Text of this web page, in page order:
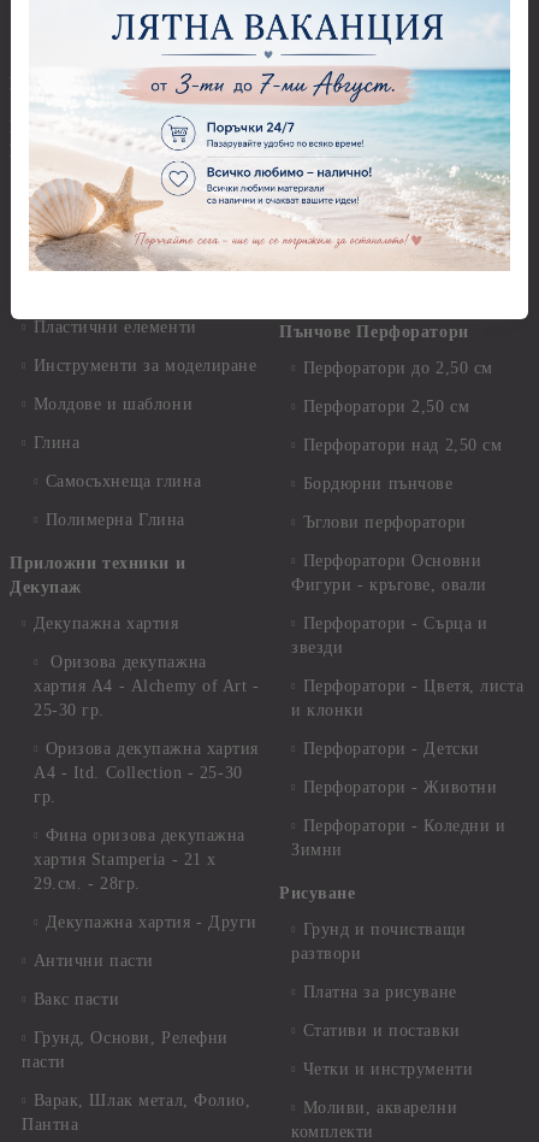
Декоративен пясък и
Висулки
Глина,Гипс, Калъпи,
Елементи, Инструменти
Керамична смес за отливки
Керамични елементи
Елементи от полимерна
Пластични елементи
Инструменти за моделиране
Молдове и шаблони
Глина
Самосъхнеща глина
Полимерна Глина
Приложни техники и
Декупаж
Декупажна хартия
Оризова декупажна
хартия А4 - Alchemy of Art -
25-30 гр.
Оризова декупажна хартия
А4 - Itd. Collection - 25-30
гр.
Фина оризова декупажна
хартия Stamperia - 21 х
29.см. - 28гр.
Декупажна хартия - Други
Антични пасти
Вакс пасти
Грунд, Основи, Релефни
пасти
Варак, Шлак метал, Фолио,
Пантна
МДФ
Предмети за декорация -
Керамика и метал
Предмети за декорация -
Стирофом
Предмети за декорация -
Стъкло
Предмети за декорация -
Пънчове Перфоратори
Перфоратори до 2,50 см
Перфоратори 2,50 см
Перфоратори над 2,50 см
Бордюрни пънчове
Ъглови перфоратори
Перфоратори Основни
Фигури - кръгове, овали
Перфоратори - Сърца и
звезди
Перфоратори - Цветя, листа
и клонки
Перфоратори - Детски
Перфоратори - Животни
Перфоратори - Коледни и
Зимни
Рисуване
Грунд и почистващи
разтвори
Платна за рисуване
Стативи и поставки
Четки и инструменти
Моливи, акварелни
комплекти